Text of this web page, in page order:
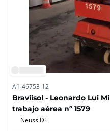
A1-46753-12
Braviisol - Leonardo Lui
trabajo aérea nº 1579
Neuss,DE